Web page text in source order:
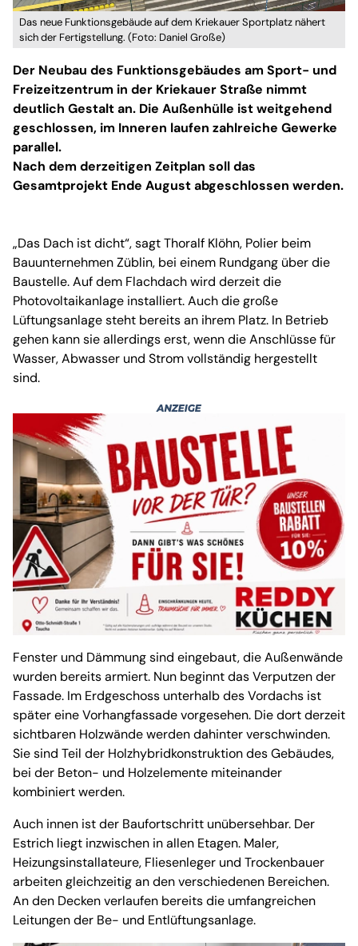
Das neue Funktionsgebäude auf dem Kriekauer Sportplatz nähert
sich der Fertigstellung. (Foto: Daniel Große)
Der Neubau des Funktionsgebäudes am Sport- und
Freizeitzentrum in der Kriekauer Straße nimmt
deutlich Gestalt an. Die Außenhülle ist weitgehend
geschlossen, im Inneren laufen zahlreiche Gewerke
parallel.
Nach dem derzeitigen Zeitplan soll das
Gesamtprojekt Ende August abgeschlossen werden.
„Das Dach ist dicht“, sagt Thoralf Klöhn, Polier beim
Bauunternehmen Züblin, bei einem Rundgang über die
Baustelle. Auf dem Flachdach wird derzeit die
Photovoltaikanlage installiert. Auch die große
Lüftungsanlage steht bereits an ihrem Platz. In Betrieb
gehen kann sie allerdings erst, wenn die Anschlüsse für
Wasser, Abwasser und Strom vollständig hergestellt
sind.
Fenster und Dämmung sind eingebaut, die Außenwände
wurden bereits armiert. Nun beginnt das Verputzen der
Fassade. Im Erdgeschoss unterhalb des Vordachs ist
später eine Vorhangfassade vorgesehen. Die dort derzeit
sichtbaren Holzwände werden dahinter verschwinden.
Sie sind Teil der Holzhybridkonstruktion des Gebäudes,
bei der Beton- und Holzelemente miteinander
kombiniert werden.
Auch innen ist der Baufortschritt unübersehbar. Der
Estrich liegt inzwischen in allen Etagen. Maler,
Heizungsinstallateure, Fliesenleger und Trockenbauer
arbeiten gleichzeitig an den verschiedenen Bereichen.
An den Decken verlaufen bereits die umfangreichen
Leitungen der Be- und Entlüftungsanlage.